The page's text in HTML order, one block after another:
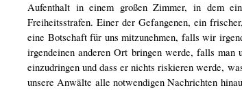
Aufenthalt in einem großen Zimmer, in dem
Freiheitsstrafen. Einer der Gefangenen, ein
eine Botschaft für uns mitzunehmen, falls wir
irgendeinen anderen Ort bringen werde, falls
einzudringen und dass er nichts riskieren werde,
unsere Anwälte alle notwendigen Nachrichten